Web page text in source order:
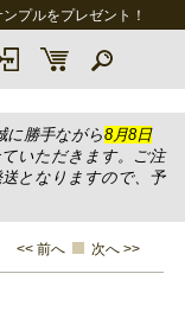
プルをプレゼント！
勝手ながら8月8日
いただきます。ご注
となりますので、予
<< 前へ 次へ >>